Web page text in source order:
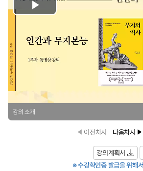
Play
Video
강의 소개
이전차시 다음차시
강의계획서
※ 수강확인증 발급을 위해